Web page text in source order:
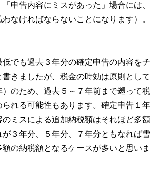
申告内容にミスがあった」場合には、
なければならないことになります）。
でも過去３年分の確定申告の内容をチ
書きましたが、税金の時効は原則として
）のため、過去５～７年前まで遡って税
れる可能性もあります。確定申告１年
ミスによる追加納税額はそれほど多額
３年分、５年分、７年分ともなれば雪
の納税額となるケースが多いと思いま